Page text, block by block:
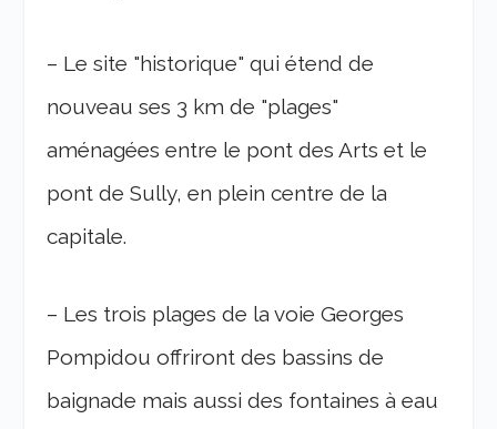
– Le site "historique" qui étend de
nouveau ses 3 km de "plages"
aménagées entre le pont des Arts et le
pont de Sully, en plein centre de la
capitale.
– Les trois plages de la voie Georges
Pompidou offriront des bassins de
baignade mais aussi des fontaines à eau